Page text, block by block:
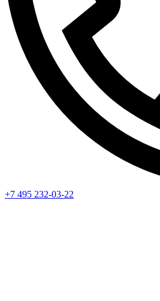
+7 495 232-03-22